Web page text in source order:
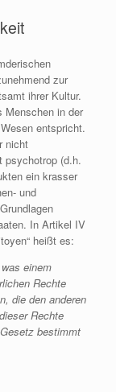
zur
ihrer Kultur.
Menschen in der
entspricht.
nicht
psychotrop (d.h.
ein krasser
und
In Artikel IV
heißt es:
einem
Rechte
die den anderen
Rechte
bestimmt